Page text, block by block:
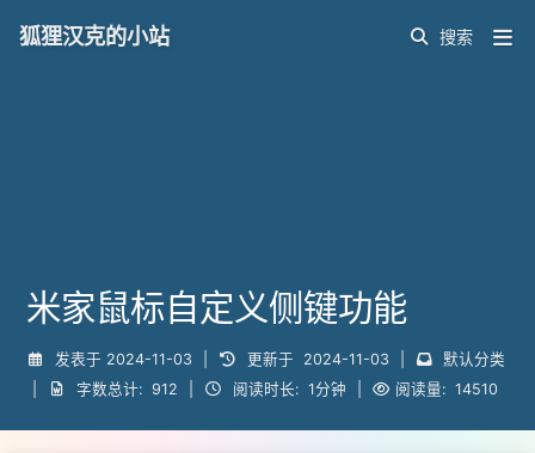
米家鼠标自定义侧键功能
发表于 2024-11-03 更新于 2024-11-03
默认分类
字数总计: 912 阅读时长: 1分钟 阅读量: 14510
狐狸汉克的小站